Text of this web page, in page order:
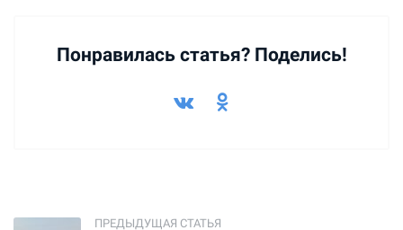
Понравилась статья? Поделись!